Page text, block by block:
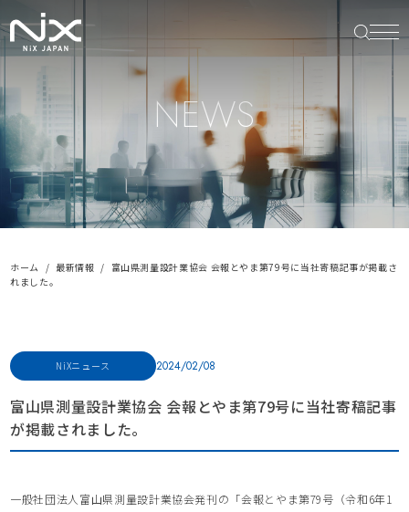
NEWS
ホーム 最新情報
富山県測量設計業協会 会報とやま第79号に当社寄稿記事が掲載さ
れました。
NiXニュース 2024/02/08
富山県測量設計業協会 会報とやま第79号に当社寄稿記事
が掲載されました。
一般社団法人富山県測量設計業協会発刊の「会報とやま第79号（令和6年1